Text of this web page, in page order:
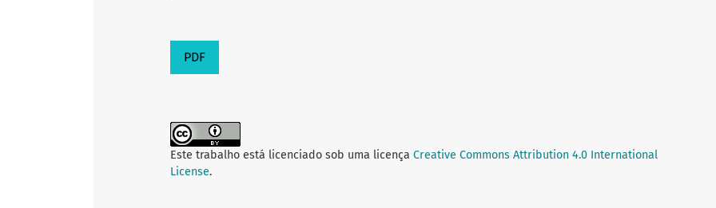
PDF
Este trabalho está licenciado sob uma licença Creative Commons Attribution 4.0 International
License.